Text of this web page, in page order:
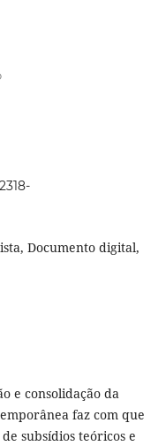
Documento digital,
e consolidação da
faz com que
subsídios teóricos e